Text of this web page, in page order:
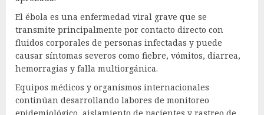
El ébola es una enfermedad viral grave que se
transmite principalmente por contacto directo con
fluidos corporales de personas infectadas y puede
causar síntomas severos como fiebre, vómitos, diarrea,
hemorragias y falla multiorgánica.
Equipos médicos y organismos internacionales
continúan desarrollando labores de monitoreo